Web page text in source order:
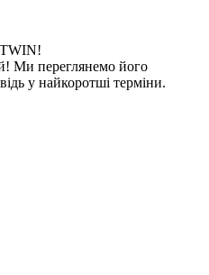
Ми переглянемо його
у найкоротші терміни.